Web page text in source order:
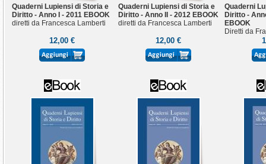
Quaderni Lupiensi di Storia e
Diritto - Anno I - 2011 EBOOK
diretti da Francesca Lamberti
12,00 €
Quaderni Lupiensi di Storia e
Diritto - Anno II - 2012 EBOOK
diretti da Francesca Lamberti
12,00 €
Quaderni
Diritto -
EBOOK
Diretti da